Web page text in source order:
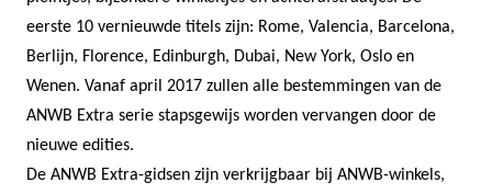
eerste 10 vernieuwde titels zijn: Rome, Valencia, Barcelona,
Berlijn, Florence, Edinburgh, Dubai, New York, Oslo en
Wenen. Vanaf april 2017 zullen alle bestemmingen van de
ANWB Extra serie stapsgewijs worden vervangen door de
nieuwe edities.
De ANWB Extra-gidsen zijn verkrijgbaar bij ANWB-winkels,